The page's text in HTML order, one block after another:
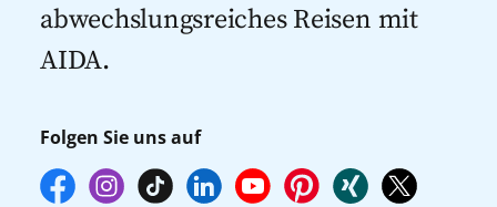
Ihrer Lieblingsausflüge vor Reisebeginn
online über myAIDA vorzunehmen.
abwechslungsreiches Reisen mit
AIDA.
Folgen Sie uns auf